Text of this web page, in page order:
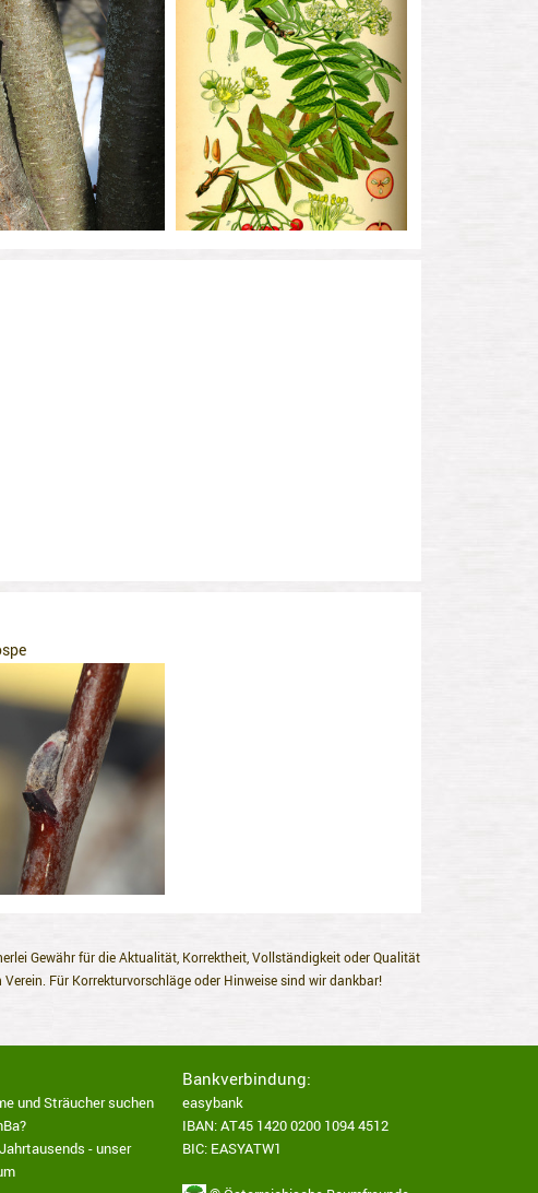
Gewähr für die Aktualität, Korrektheit, Vollständigkeit oder Qualität
Für Korrekturvorschläge oder Hinweise sind wir dankbar!
und Sträucher suchen
- unser
Bankverbindung:
easybank
IBAN: AT45 1420 0200 1094 4512
BIC: EASYATW1